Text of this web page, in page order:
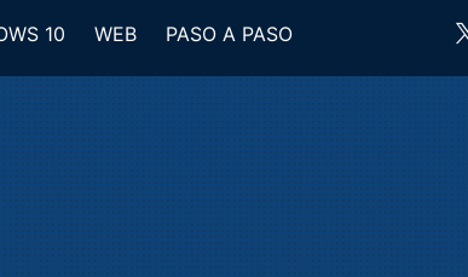
10 WEB
PASO A PASO